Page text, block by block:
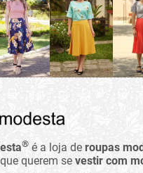
® é a loja de roupas
querem se vestir com